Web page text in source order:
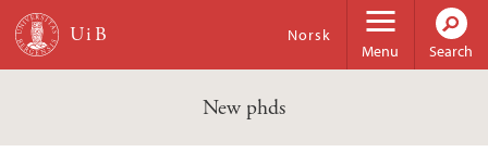
Skip to main content
Menu
Norsk
Search
New phds